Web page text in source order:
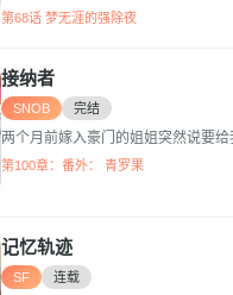
第68话 梦无涯的强除夜
接纳者
SNOB 完结
两个月前嫁入豪门的姐姐突然说要
第100章：番外： 青罗果
记忆轨迹
SF 连载